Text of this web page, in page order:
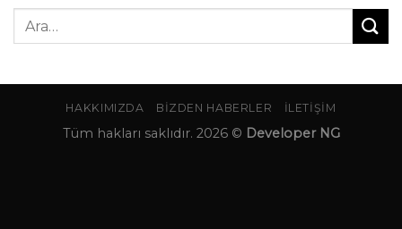
Ara:
HAKKIMIZDA BIZDEN HABERLER İLETIŞIM
Tüm hakları saklıdır. 2026 © Developer NG